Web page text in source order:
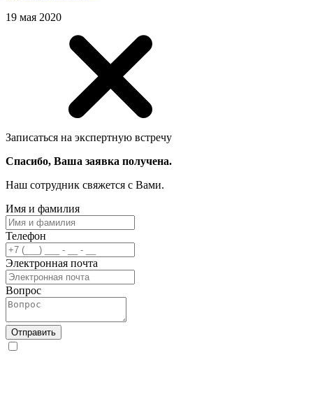
19 мая 2020
Записаться на экспертную встречу
Спасибо, Ваша заявка получена.
Наш сотрудник свяжется с Вами.
Имя и фамилия
Телефон
Электронная почта
Вопрос
Отправить